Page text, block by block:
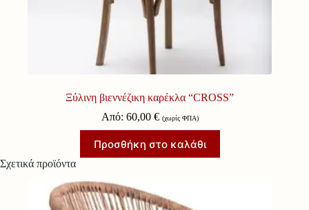
Ξύλινη βιεννέζικη καρέκλα “CROSS”
Από: 60,00 € (χωρίς ΦΠΑ)
Προσθήκη στο καλάθι
Σχετικά προϊόντα